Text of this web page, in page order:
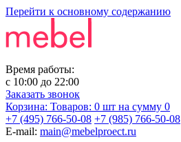
Перейти к основному содержанию
Время работы:
с 10:00 до 22:00
Заказать звонок
Корзина: Товаров: 0 шт на сумму 0
+7 (495) 766-50-08 +7 (985) 766-50-08
E-mail: main@mebelproect.ru